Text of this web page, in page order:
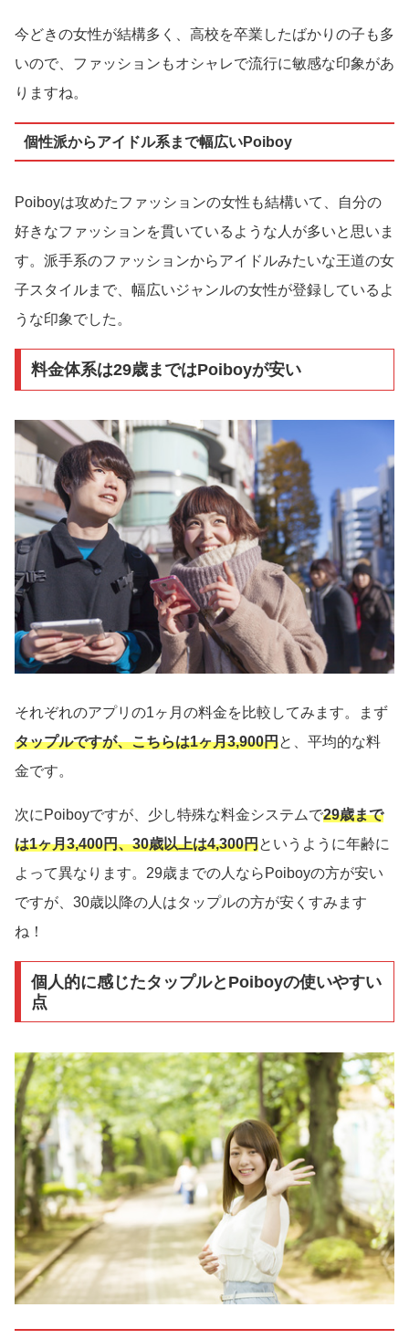
今どきの女性が結構多く、高校を卒業したばかりの子も多
いので、ファッションもオシャレで流行に敏感な印象があ
りますね。
個性派からアイドル系まで幅広いPoiboy
Poiboyは攻めたファッションの女性も結構いて、自分の
好きなファッションを貫いているような人が多いと思いま
す。派手系のファッションからアイドルみたいな王道の女
子スタイルまで、幅広いジャンルの女性が登録しているよ
うな印象でした。
料金体系は29歳まではPoiboyが安い
それぞれのアプリの1ヶ月の料金を比較してみます。まず
タップルですが、こちらは1ヶ月3,900円と、平均的な料
金です。
次にPoiboyですが、少し特殊な料金システムで29歳まで
は1ヶ月3,400円、30歳以上は4,300円というように年齢に
よって異なります。29歳までの人ならPoiboyの方が安い
ですが、30歳以降の人はタップルの方が安くすみます
ね！
個人的に感じたタップルとPoiboyの使いやすい
点